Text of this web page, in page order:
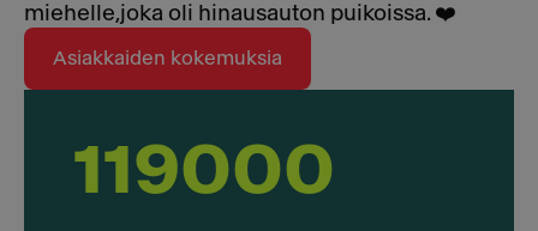
miehelle,joka oli hinausauton puikoissa. ❤️
Asiakkaiden kokemuksia
119000